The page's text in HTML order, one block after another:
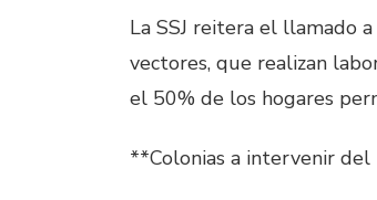
La SSJ reitera el llamado
vectores, que realizan
el 50% de los hogares
**Colonias a intervenir